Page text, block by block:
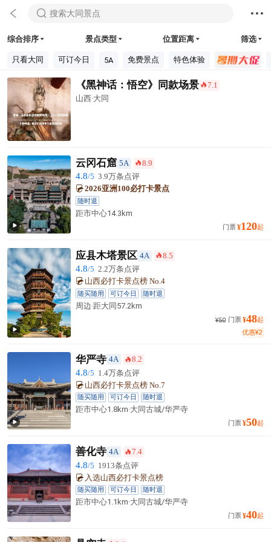
  搜索大同景点 
综合排序  景点类型  位置距离  筛选
只看大同 可订今日 5A 免费景点 特色体验
《黑神话：悟空》同款场景 󰺂7.1
山西·大同

云冈石窟 5A 󰺂8.9
4.8/5 3.9万条点评
2026亚洲100必打卡景点
随时退
距市中心14.3km
门票¥120起

应县木塔景区 4A 󰺂8.5
4.8/5 2.2万条点评
山西必打卡景点榜 No.4
随买随用 可订今日 随时退
周边·距大同57.2km
¥50 门票¥48起
优惠¥2

华严寺 4A 󰺂8.2
4.8/5 1.4万条点评
山西必打卡景点榜 No.7
随买随用 可订今日 随时退
距市中心1.8km·大同古城/华严寺
门票¥50起
善化寺 4A 󰺂7.4
4.8/5 1913条点评
入选山西必打卡景点榜
随买随用 可订今日 随时退
距市中心1.1km·大同古城/华严寺
门票¥40起